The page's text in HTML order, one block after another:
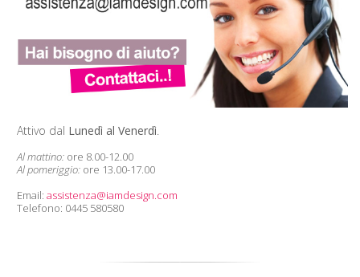
Attivo dal Lunedì al Venerdì
Al mattino: ore 8.00-12.00
Al pomeriggio: ore 13.00-17.00
Email: assistenza@iamdesign.com
Telefono: 0445 580580